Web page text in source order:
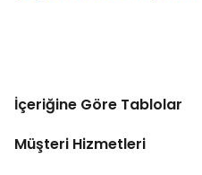
İçeriğine Göre Tablolar
Müşteri Hizmetleri